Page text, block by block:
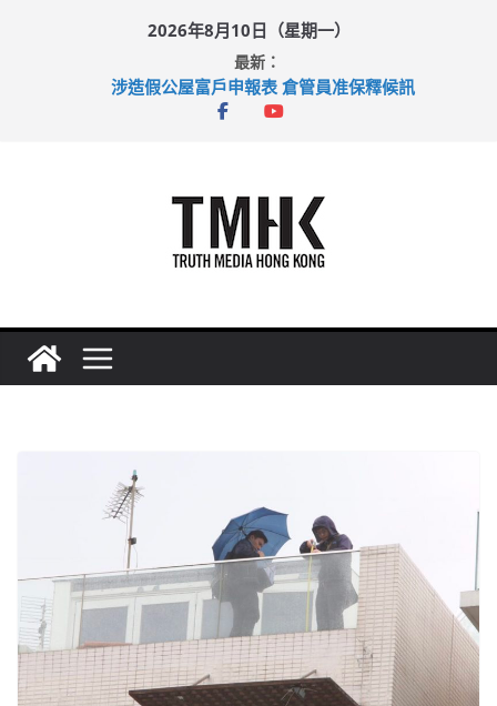
2026年8月10日（星期一）
最新：
涉造假公屋富戶申報表 倉管員准保釋候訊